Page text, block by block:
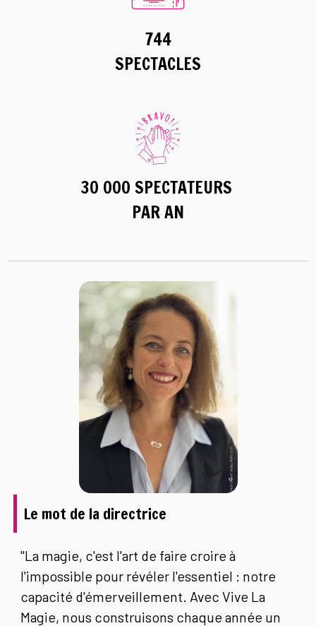
744
SPECTACLES
30 000 SPECTATEURS
PAR AN
Le mot de la directrice
"La magie, c'est l'art de faire croire à
l'impossible pour révéler l'essentiel : notre
capacité d'émerveillement. Avec Vive La
Magie, nous construisons chaque année un